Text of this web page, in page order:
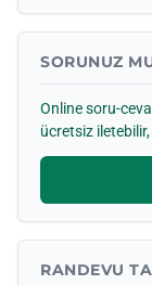
SORUNUZ
Online soru-
ücretsiz
RANDEVU